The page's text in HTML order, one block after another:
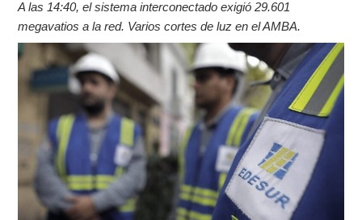
A las 14:40, el sistema interconectado exigió 29.601
megavatios a la red. Varios cortes de luz en el AMBA.